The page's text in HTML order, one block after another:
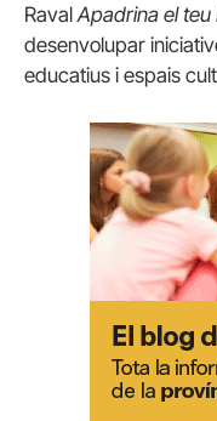
Raval Apadrina el
desenvolupar
educatius i espais